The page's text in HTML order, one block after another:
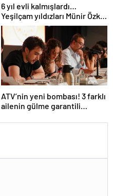
6 yıl evli kalmışlardı…
Yeşilçam yıldızları Münir Özkul
ile Suna Selen’in kızları da
ünlü çıktı!
ATV’nin yeni bombası! 3 farklı
ailenin gülme garantili